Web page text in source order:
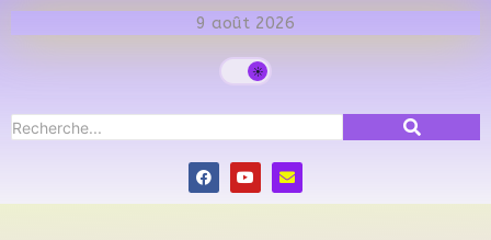
9 août 2026